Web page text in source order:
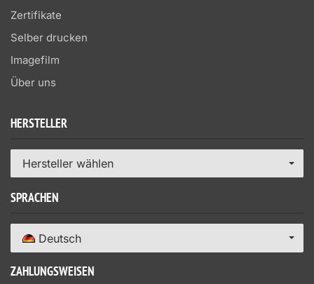
Zertifikate
Selber drucken
Imagefilm
Über uns
HERSTELLER
Hersteller wählen
SPRACHEN
Deutsch
ZAHLUNGSWEISEN